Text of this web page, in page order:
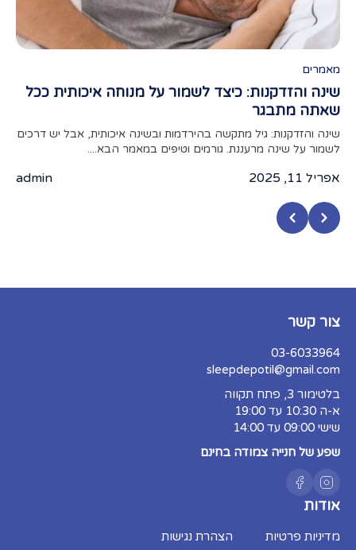
מאמרים
שינה והזדקנות: כיצד לשמור על מנוחה איכותית ככל
שאתה מתבגר
שינה והזדקנות: גיל מתקשה בהירדמות ובשינה איכותית, אבל יש דרכים
לשמור על שינה מרעננת. גורמים וטיפים במאמר הבא....
אפריל 11, 2025 admin
אודות
מדיניות פרטיות הצהרת נגישות
צור קשר
03-6033964
sleepdepotil@gmail.com
בלטימור 3, פתח תקווה
א-ה 10:30 עד 19:00
שישי 09:00 עד 14:00
שפע של חנייה צמודה בחינם